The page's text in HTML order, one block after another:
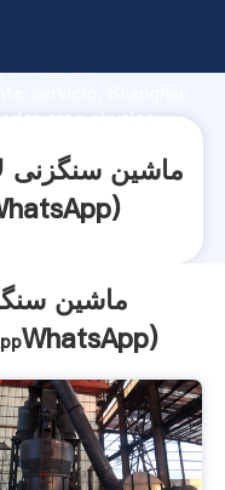
fuerza de
)
ماشین
WhatsApp)